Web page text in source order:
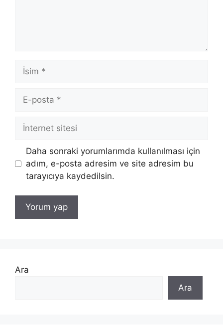
İsim
posta
İnternet
Daha sonraki yorumlarımda kullanılması için
adım, e-posta adresim ve site adresim bu
tarayıcıya kaydedilsin.
Ara
Ara